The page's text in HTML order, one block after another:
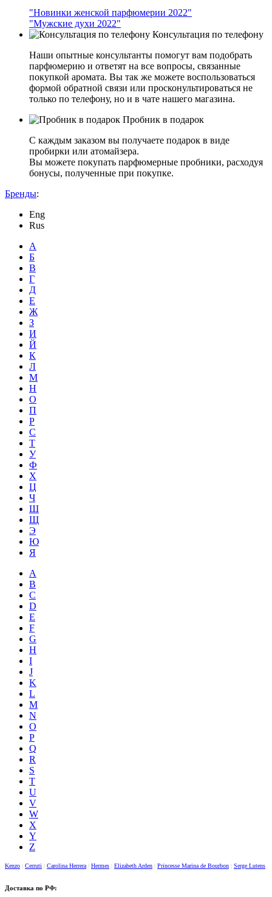
"Новинки женской парфюмерии 2022"
"Мужские духи 2022"
Консультация по телефону
Наши опытные консультанты помогут вам подобрать
парфюмерию и ответят на все вопросы, связанные
покупкой аромата. Вы так же можете воспользоваться
формой обратной связи или просконультироваться не
только по телефону, но и в чате нашего магазина.
Пробник в подарок
С каждым заказом вы получаете подарок в виде
пробирки или атомайзера.
Вы можете покупать парфюмерные пробники, расходуя
бонусы, полученные при покупке.
Бренды:
Eng
Rus
А
Б
В
Г
Д
Е
Ж
З
И
Й
К
Л
М
Н
О
П
Р
С
Т
У
Ф
Х
Ц
Ч
Ш
Щ
Э
Ю
Я
A
B
C
D
E
F
G
H
I
J
K
L
M
N
O
P
Q
R
S
T
U
V
W
X
Y
Z
Kenzo Cerruti Carolina Herrera Hermes Elizabeth Arden Princesse Marina de Bourbon Serge Lutens
Доставка по РФ: